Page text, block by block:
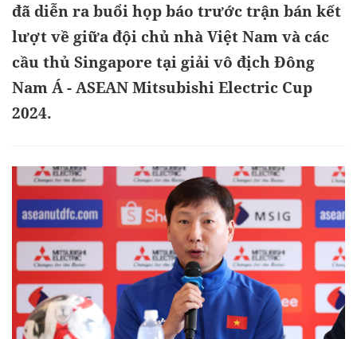
đã diễn ra buổi họp báo trước trận bán kết
lượt về giữa đội chủ nhà Việt Nam và các
cầu thủ Singapore tại giải vô địch Đông
Nam Á - ASEAN Mitsubishi Electric Cup
2024.